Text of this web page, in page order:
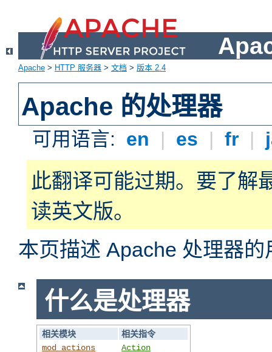
Apache > HTTP 服务器 > 文档 > 版本 2.4
Apache 的处理器
可用语言: en | es | fr |
此翻译可能过期。要了解
读英文版。
本页描述 Apache 处理器的
什么是处理器
相关模块
相关指令
mod_actions
Action